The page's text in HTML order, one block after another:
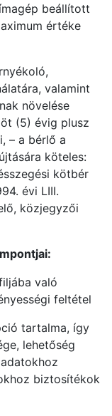
beállított
értéke
valamint
növelése
(5) évig plusz
– a bérlő a
köteles:
kötbér
évi LIII.
közjegyzői
való
feltétel
tartalma, így
lehetőség
biztosítékok